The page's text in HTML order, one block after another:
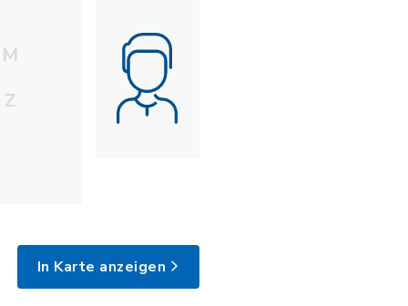
M
Z
In Karte anzeigen